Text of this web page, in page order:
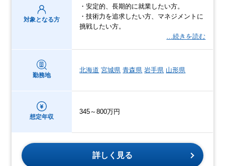
対象となる方
・安定的、長期的に就業したい方。
・技術力を追求したい方、マネジメントに
挑戦したい方。
…続きを読む
勤務地
北海道 宮城県 青森県 岩手県 山形県
想定年収
345～800万円
詳しく見る